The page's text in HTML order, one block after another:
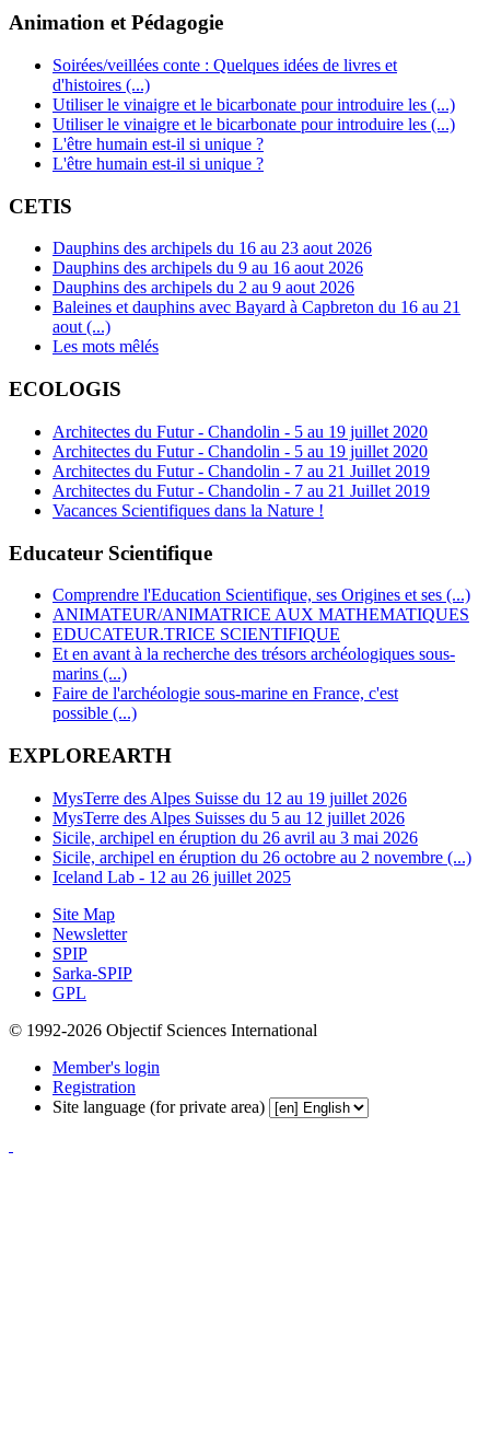
Animation et Pédagogie
Soirées/veillées conte : Quelques idées de livres et
d'histoires (...)
Utiliser le vinaigre et le bicarbonate pour introduire les (...)
Utiliser le vinaigre et le bicarbonate pour introduire les (...)
L'être humain est-il si unique ?
L'être humain est-il si unique ?
CETIS
Dauphins des archipels du 16 au 23 aout 2026
Dauphins des archipels du 9 au 16 aout 2026
Dauphins des archipels du 2 au 9 aout 2026
Baleines et dauphins avec Bayard à Capbreton du 16 au 21
aout (...)
Les mots mêlés
ECOLOGIS
Architectes du Futur - Chandolin - 5 au 19 juillet 2020
Architectes du Futur - Chandolin - 5 au 19 juillet 2020
Architectes du Futur - Chandolin - 7 au 21 Juillet 2019
Architectes du Futur - Chandolin - 7 au 21 Juillet 2019
Vacances Scientifiques dans la Nature !
Educateur Scientifique
Comprendre l'Education Scientifique, ses Origines et ses (...)
ANIMATEUR/ANIMATRICE AUX MATHEMATIQUES
EDUCATEUR.TRICE SCIENTIFIQUE
Et en avant à la recherche des trésors archéologiques sous-
marins (...)
Faire de l'archéologie sous-marine en France, c'est
possible (...)
EXPLOREARTH
MysTerre des Alpes Suisse du 12 au 19 juillet 2026
MysTerre des Alpes Suisses du 5 au 12 juillet 2026
Sicile, archipel en éruption du 26 avril au 3 mai 2026
Sicile, archipel en éruption du 26 octobre au 2 novembre (...)
Iceland Lab - 12 au 26 juillet 2025
Site Map
Newsletter
SPIP
Sarka-SPIP
GPL
© 1992-2026 Objectif Sciences International
Member's login
Registration
Site language (for private area)